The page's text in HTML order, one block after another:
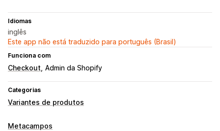
Idiomas
inglês
Este app não está traduzido para português (Brasil)
Funciona com
Checkout Admin da Shopify
Categorias
Variantes de produtos
Metacampos